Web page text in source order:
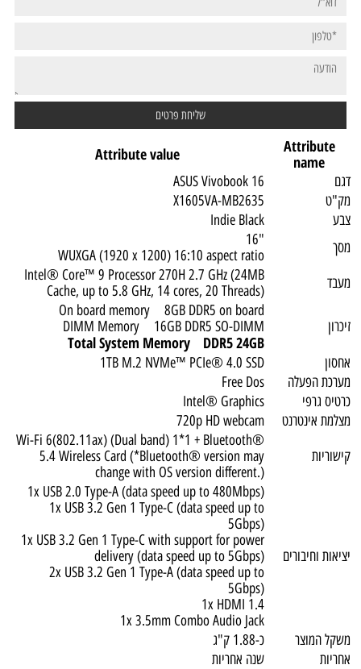
Attribute
name
Attribute value
דגם
ASUS Vivobook 16
מק"ט
X1605VA-MB2635
צבע
Indie Black
מסך
"16
WUXGA (1920 x 1200) 16:10 aspect ratio
מעבד
Intel® Core™ 9 Processor 270H 2.7 GHz (24MB
Cache, up to 5.8 GHz, 14 cores, 20 Threads)
זיכרון
On board memory 8GB DDR5 on board
DIMM Memory 16GB DDR5 SO-DIMM
Total System Memory DDR5 24GB
אחסון
1TB M.2 NVMe™ PCIe® 4.0 SSD
מערכת הפעלה
Free Dos
כרטיס גרפי
Intel® Graphics
מצלמת אינטרנט
720p HD webcam
קישוריות
Wi-Fi 6(802.11ax) (Dual band) 1*1 + Bluetooth®
5.4 Wireless Card (*Bluetooth® version may
change with OS version different.)
יציאות וחיבורים
1x USB 2.0 Type-A (data speed up to 480Mbps)
1x USB 3.2 Gen 1 Type-C (data speed up to
5Gbps)
1x USB 3.2 Gen 1 Type-C with support for power
delivery (data speed up to 5Gbps)
2x USB 3.2 Gen 1 Type-A (data speed up to
5Gbps)
1x HDMI 1.4
1x 3.5mm Combo Audio Jack
משקל המוצר
כ-1.88 ק"ג
אחריות
שנה אחריות